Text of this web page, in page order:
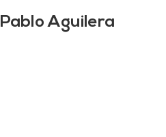
Pablo Aguilera